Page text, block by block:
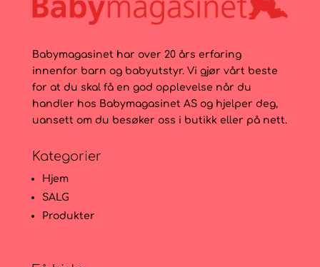
Babymagasinet har over 20 års erfaring
innenfor barn og babyutstyr. Vi gjør vårt beste
for at du skal få en god opplevelse når du
handler hos Babymagasinet AS og hjelper deg,
uansett om du besøker oss i butikk eller på nett.
Kategorier
Hjem
SALG
Produkter